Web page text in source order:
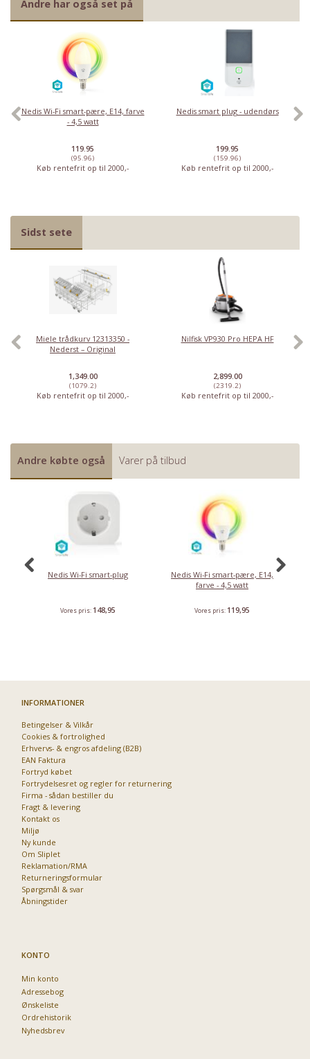
Andre har også set på
Nedis Wi-Fi smart-pære, E14, farve
- 4,5 watt
119.95
(95.96)
Køb rentefrit op til 2000,-
Nedis smart plug - udendørs
199.95
(159.96)
Køb rentefrit op til 2000,-
Sidst sete
Miele trådkurv 12313350 -
Nederst – Original
1,349.00
(1079.2)
Køb rentefrit op til 2000,-
Nilfisk VP930 Pro HEPA HF
2,899.00
(2319.2)
Køb rentefrit op til 2000,-
Andre købte også Varer på tilbud
Nedis Wi-Fi smart-plug
Vores pris: 148,95
Nedis Wi-Fi smart-pære, E14,
farve - 4,5 watt
Vores pris: 119,95
INFORMATIONER
Betingelser & Vilkår
Cookies & fortrolighed
Erhvervs- & engros afdeling (B2B)
EAN Faktura
Fortryd købet
Fortrydelsesret og regler for returnering
Firma - sådan bestiller du
Fragt & levering
Kontakt os
Miljø
Ny kunde
Om Sliplet
Reklamation/RMA
Returneringsformular
Spørgsmål & svar
Åbningstider
KONTO
Min konto
Adressebog
Ønskeliste
Ordrehistorik
Nyhedsbrev